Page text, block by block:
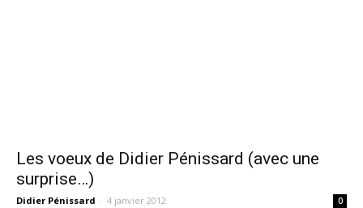
Les voeux de Didier Pénissard (avec une
surprise…)
Didier Pénissard - 4 janvier 2012 0